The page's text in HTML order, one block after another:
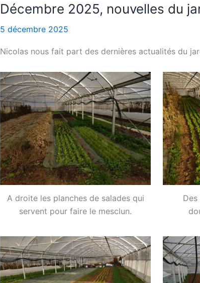
Décembre 2025, nouvelles du
5 décembre 2025
Nicolas nous fait part des dernières actualités du
A droite les planches de salades qui
servent pour faire le mesclun.